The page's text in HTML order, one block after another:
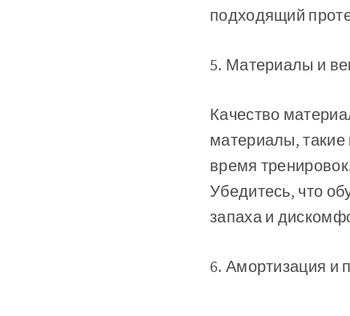
подходящий
5. Материалы и
Качество
материалы, такие
время
Убедитесь, что
запаха и
6. Амортизация и